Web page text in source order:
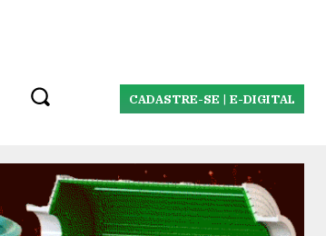
CADASTRE-SE | E-DIGITAL